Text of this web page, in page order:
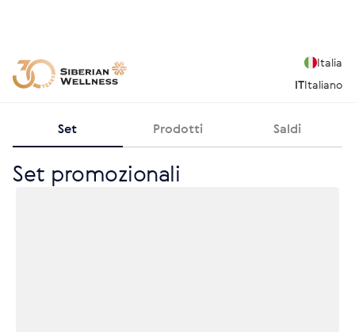
Italia
ITItaliano
Set Prodotti Saldi
Set promozionali